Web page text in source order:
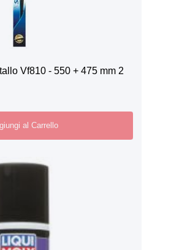
Vf810 - 550 + 475 mm 2
al Carrello